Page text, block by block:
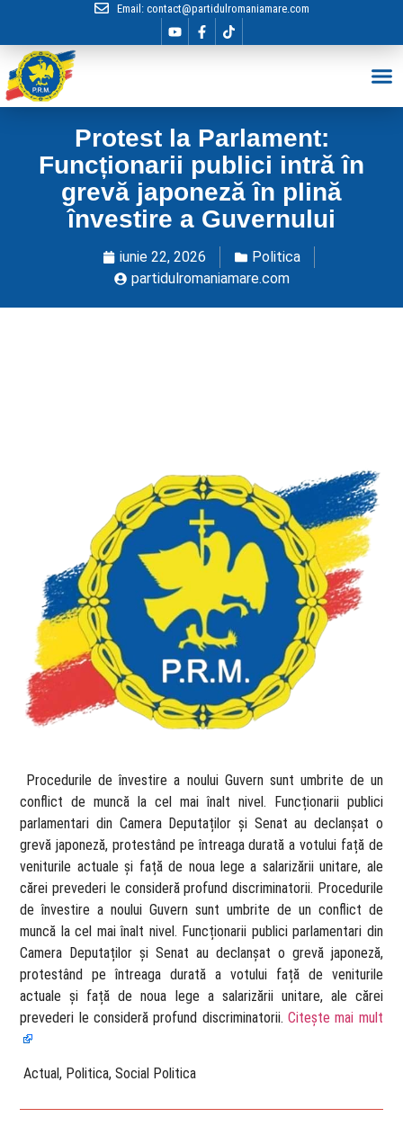
Email: contact@partidulromaniamare.com
Protest la Parlament:
Funcționarii publici intră în
grevă japoneză în plină
învestire a Guvernului
iunie 22, 2026
Politica
partidulromaniamare.com
​ Procedurile de învestire a noului Guvern sunt umbrite de un
conflict de muncă la cel mai înalt nivel. Funcționarii publici
parlamentari din Camera Deputaților și Senat au declanșat o
grevă japoneză, protestând pe întreaga durată a votului față de
veniturile actuale și față de noua lege a salarizării unitare, ale
cărei prevederi le consideră profund discriminatorii. Procedurile
de învestire a noului Guvern sunt umbrite de un conflict de
muncă la cel mai înalt nivel. Funcționarii publici parlamentari din
Camera Deputaților și Senat au declanșat o grevă japoneză,
protestând pe întreaga durată a votului față de veniturile
actuale și față de noua lege a salarizării unitare, ale cărei
prevederi le consideră profund discriminatorii. Citește mai mult
​ Actual, Politica, Social Politica